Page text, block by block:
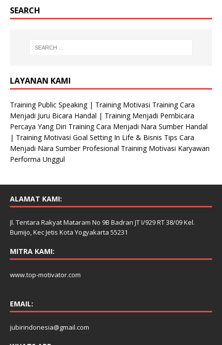
SEARCH
LAYANAN KAMI
Training Public Speaking | Training Motivasi Training Cara
Menjadi Juru Bicara Handal | Training Menjadi Pembicara
Percaya Yang Diri Training Cara Menjadi Nara Sumber Handal
| Training Motivasi Goal Setting In Life & Bisnis Tips Cara
Menjadi Nara Sumber Profesional Training Motivasi Karyawan
Performa Unggul
ALAMAT KAMI:
Jl. Tentara Rakyat Mataram No 9B Badran JT I/929 RT 38/09 Kel.
Bumijo, Kec Jetis Kota Yogyakarta 55231
MITRA KAMI:
www.top-motivator.com
EMAIL:
jubirindonesia@gmail.com